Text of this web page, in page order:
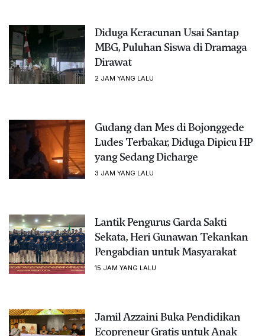
Diduga Keracunan Usai Santap
MBG, Puluhan Siswa di Dramaga
Dirawat
2 JAM YANG LALU
Gudang dan Mes di Bojonggede
Ludes Terbakar, Diduga Dipicu HP
yang Sedang Dicharge
3 JAM YANG LALU
Lantik Pengurus Garda Sakti
Sekata, Heri Gunawan Tekankan
Pengabdian untuk Masyarakat
15 JAM YANG LALU
Jamil Azzaini Buka Pendidikan
Ecopreneur Gratis untuk Anak